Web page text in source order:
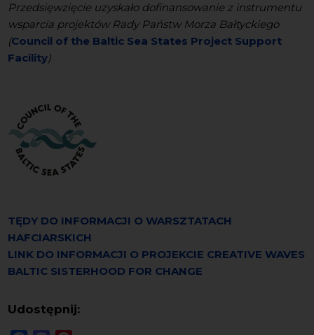
Przedsięwzięcie uzyskało dofinansowanie z instrumentu
wsparcia projektów Rady Państw Morza Bałtyckiego
(Council of the Baltic Sea States Project Support
Facility)
TĘDY DO INFORMACJI O WARSZTATACH
HAFCIARSKICH
LINK DO INFORMACJI O PROJEKCIE CREATIVE WAVES
BALTIC SISTERHOOD FOR CHANGE
Udostępnij: